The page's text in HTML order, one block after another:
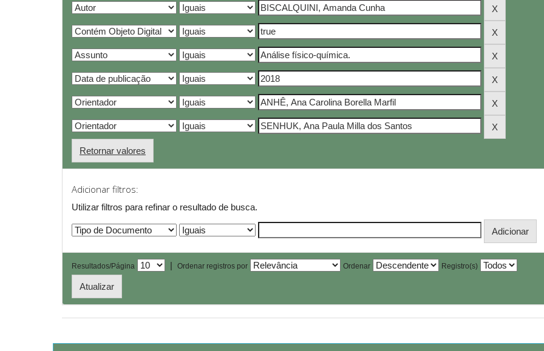
Retornar valores
Adicionar filtros:
Utilizar filtros para refinar o resultado de busca.
Resultados/Página | Ordenar registros por Ordenar Registro(s)